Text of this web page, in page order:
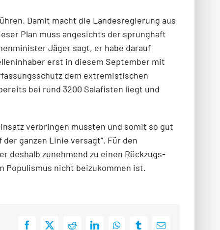
Damit macht die Landesregierung aus
Plan muss angesichts der sprunghaft
Jäger sagt, er habe darauf
erst in diesem September mit
dem extremistischen
bei rund 3200 Salafisten liegt und
verbringen mussten und somit so gut
ganzen Linie versagt“. Für den
deshalb zunehmend zu einen Rückzugs-
Populismus nicht beizukommen ist.